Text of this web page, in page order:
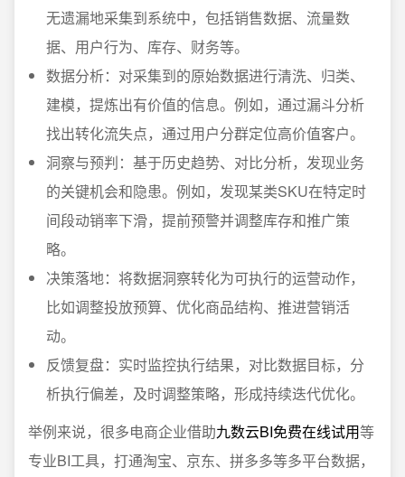
无遗漏地采集到系统中，包括销售数据、流量数
据、用户行为、库存、财务等。
数据分析：对采集到的原始数据进行清洗、归类、
建模，提炼出有价值的信息。例如，通过漏斗分析
找出转化流失点，通过用户分群定位高价值客户。
洞察与预判：基于历史趋势、对比分析，发现业务
的关键机会和隐患。例如，发现某类SKU在特定时
间段动销率下滑，提前预警并调整库存和推广策
略。
决策落地：将数据洞察转化为可执行的运营动作，
比如调整投放预算、优化商品结构、推进营销活
动。
反馈复盘：实时监控执行结果，对比数据目标，分
析执行偏差，及时调整策略，形成持续迭代优化。
举例来说，很多电商企业借助九数云BI免费在线试用等
专业BI工具，打通淘宝、京东、拼多多等多平台数据，